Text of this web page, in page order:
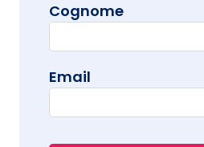
Cognome
Email